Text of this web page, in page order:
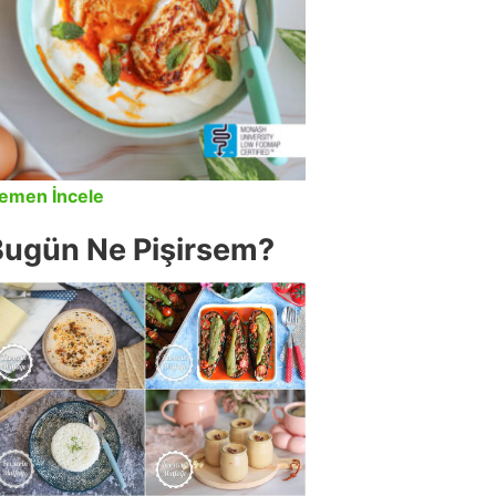
İncele
Ne Pişirsem?